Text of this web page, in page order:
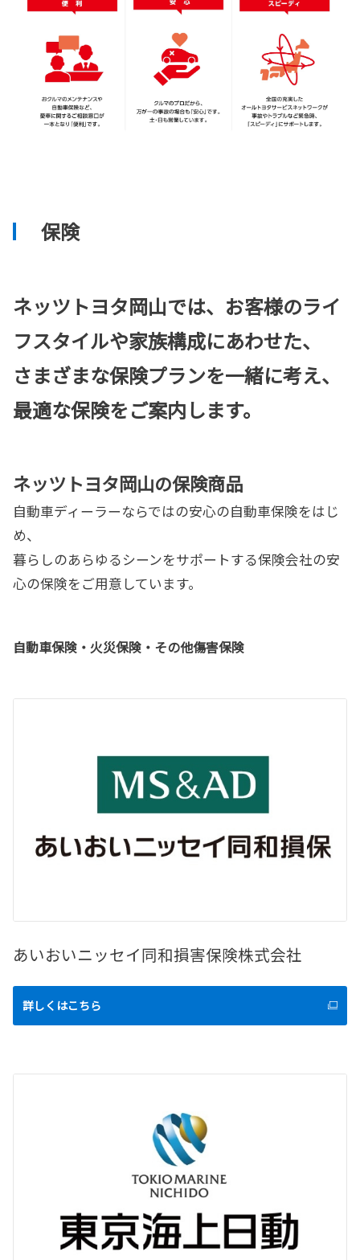
保険
ネッツトヨタ岡山では、お客様のライ
フスタイルや家族構成にあわせた、
さまざまな保険プランを一緒に考え、
最適な保険をご案内します。
ネッツトヨタ岡山の保険商品
自動車ディーラーならではの安心の自動車保険をはじ
め、
暮らしのあらゆるシーンをサポートする保険会社の安
心の保険をご用意しています。
自動車保険・火災保険・その他傷害保険
あいおいニッセイ同和損害保険株式会社
詳しくはこちら